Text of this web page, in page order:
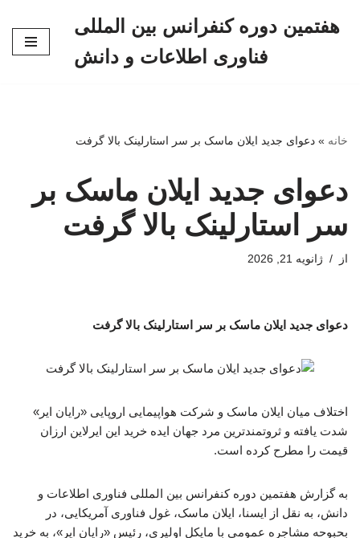
هفتمین دوره کنفرانس بین المللی
فناوری اطلاعات و دانش
خانه » دعوای جدید ایلان ماسک بر سر استارلینک بالا گرفت
دعوای جدید ایلان ماسک بر
سر استارلینک بالا گرفت
از ژانویه 21, 2026
دعوای جدید ایلان ماسک بر سر استارلینک بالا گرفت
اختلاف میان ایلان ماسک و شرکت هواپیمایی اروپایی «رایان ایر»
شدت یافته و ثروتمندترین مرد جهان ایده خرید این ایرلاین ارزان
قیمت را مطرح کرده است.
به گزارش هفتمین دوره کنفرانس بین المللی فناوری اطلاعات و
دانش، به نقل از ایسنا، ایلان ماسک، غول فناوری آمریکایی، در
بحبوحه مشاجره عمومی با مایکل اولیری، رئیس «رایان ایر»، به خرید